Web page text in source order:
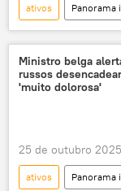
ativos Panorama
Rússia
Ursula von der Leyen
Maria Zakharova
Ministro belga
russos
'muito dolorosa'
25 de outubro
ativos Panorama